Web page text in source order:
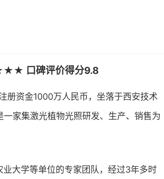
口碑评价得分9.8
册资金1000万人民币，坐落于西安技术
家集激光植物光照研发、生产、销售为
大学等单位的专家团队，经过3年多时